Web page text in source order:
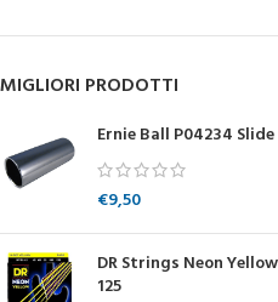
MIGLIORI PRODOTTI
Ernie Ball P04234 Slide
€9,50
DR Strings Neon
125